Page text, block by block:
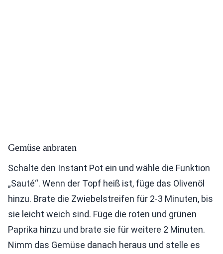
Gemüse anbraten
Schalte den Instant Pot ein und wähle die Funktion
„Sauté“. Wenn der Topf heiß ist, füge das Olivenöl
hinzu. Brate die Zwiebelstreifen für 2-3 Minuten, bis
sie leicht weich sind. Füge die roten und grünen
Paprika hinzu und brate sie für weitere 2 Minuten.
Nimm das Gemüse danach heraus und stelle es